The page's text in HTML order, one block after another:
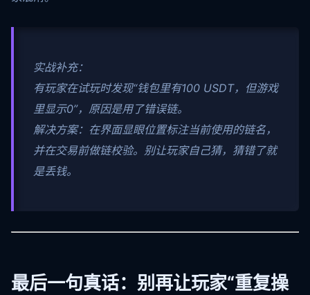
实战补充：
有玩家在试玩时发现“钱包里有100 USDT，但游戏
里显示0”，原因是用了错误链。
解决方案：在界面显眼位置标注当前使用的链名，
并在交易前做链校验。别让玩家自己猜，猜错了就
是丢钱。
最后一句真话：别再让玩家“重复操